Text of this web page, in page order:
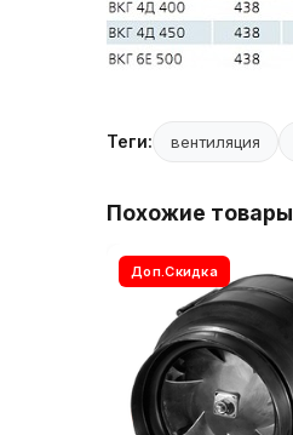
Теги: вентиляция
Похожие товары
Доп.Скидка